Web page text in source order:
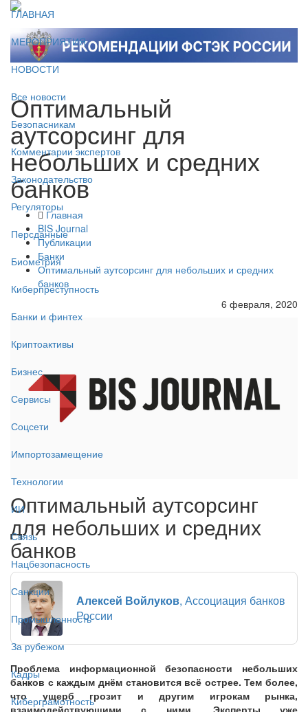
ГЛАВНАЯ
МЕРОПРИЯТИЯ
НОВОСТИ
Все новости
Безопасникам
Комментарии экспертов
Законодательство
Регуляторы
Персданные
Биометрия
Киберпреступность
Банки и финтех
Криптоактивы
Бизнес
Сервисы
Соцсети
Импортозамещение
Технологии
ИИ
Связь
Нацбезопасность
Санкции
Промышленность
За рубежом
Кадры
Киберграмотность
Оптимальный
аутсорсинг для
небольших и средних
банков
Главная
BIS Journal
Публикации
Банки
Оптимальный аутсорсинг для небольших и средних
банков
6 февраля, 2020
Оптимальный аутсорсинг
для небольших и средних
банков
Алексей Войлуков, Ассоциация банков
России
Проблема информационной безопасности небольших
банков с каждым днём становится всё острее. Тем более,
что ущерб грозит и другим игрокам рынка,
взаимодействующими с ними. Эксперты уже